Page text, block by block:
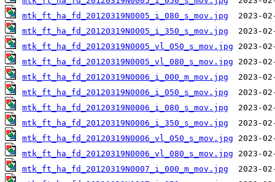
mtk_ft_ha_fd_20120319N0005_i_080_s_mov.jpg
mtk_ft_ha_fd_20120319N0005_i_350_s_mov.jpg
mtk_ft_ha_fd_20120319N0005_vl_050_s_mov.jpg
mtk_ft_ha_fd_20120319N0005_vl_080_s_mov.jpg
mtk_ft_ha_fd_20120319N0006_i_000_m_mov.jpg
mtk_ft_ha_fd_20120319N0006_i_050_s_mov.jpg
mtk_ft_ha_fd_20120319N0006_i_080_s_mov.jpg
mtk_ft_ha_fd_20120319N0006_i_350_s_mov.jpg
mtk_ft_ha_fd_20120319N0006_vl_050_s_mov.jpg
mtk_ft_ha_fd_20120319N0006_vl_080_s_mov.jpg
mtk_ft_ha_fd_20120319N0007_i_000_m_mov.jpg